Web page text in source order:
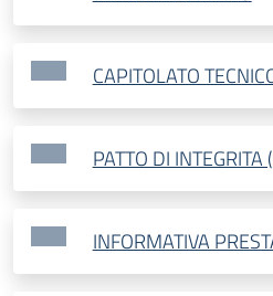
CAPITOLATO
PATTO DI INTEGRITA
INFORMATIVA